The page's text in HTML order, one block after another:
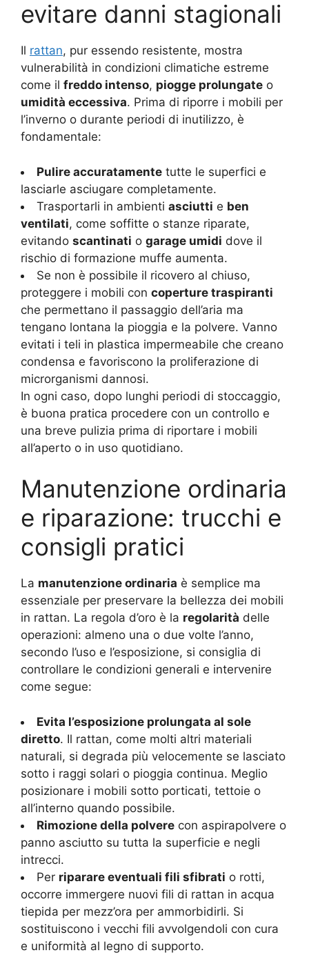
evitare danni stagionali
Il rattan, pur essendo resistente, mostra
vulnerabilità in condizioni climatiche estreme
come il freddo intenso, piogge prolungate o
umidità eccessiva. Prima di riporre i mobili per
l’inverno o durante periodi di inutilizzo, è
fondamentale:
Pulire accuratamente tutte le superfici e
lasciarle asciugare completamente.
Trasportarli in ambienti asciutti e ben
ventilati, come soffitte o stanze riparate,
evitando scantinati o garage umidi dove il
rischio di formazione muffe aumenta.
Se non è possibile il ricovero al chiuso,
proteggere i mobili con coperture traspiranti
che permettano il passaggio dell’aria ma
tengano lontana la pioggia e la polvere. Vanno
evitati i teli in plastica impermeabile che creano
condensa e favoriscono la proliferazione di
microrganismi dannosi.
In ogni caso, dopo lunghi periodi di stoccaggio,
è buona pratica procedere con un controllo e
una breve pulizia prima di riportare i mobili
all’aperto o in uso quotidiano.
Manutenzione ordinaria
e riparazione: trucchi e
consigli pratici
La manutenzione ordinaria è semplice ma
essenziale per preservare la bellezza dei mobili
in rattan. La regola d’oro è la regolarità delle
operazioni: almeno una o due volte l’anno,
secondo l’uso e l’esposizione, si consiglia di
controllare le condizioni generali e intervenire
come segue:
Evita l’esposizione prolungata al sole
diretto. Il rattan, come molti altri materiali
naturali, si degrada più velocemente se lasciato
sotto i raggi solari o pioggia continua. Meglio
posizionare i mobili sotto porticati, tettoie o
all’interno quando possibile.
Rimozione della polvere con aspirapolvere o
panno asciutto su tutta la superficie e negli
intrecci.
Per riparare eventuali fili sfibrati o rotti,
occorre immergere nuovi fili di rattan in acqua
tiepida per mezz’ora per ammorbidirli. Si
sostituiscono i vecchi fili avvolgendoli con cura
e uniformità al legno di supporto.